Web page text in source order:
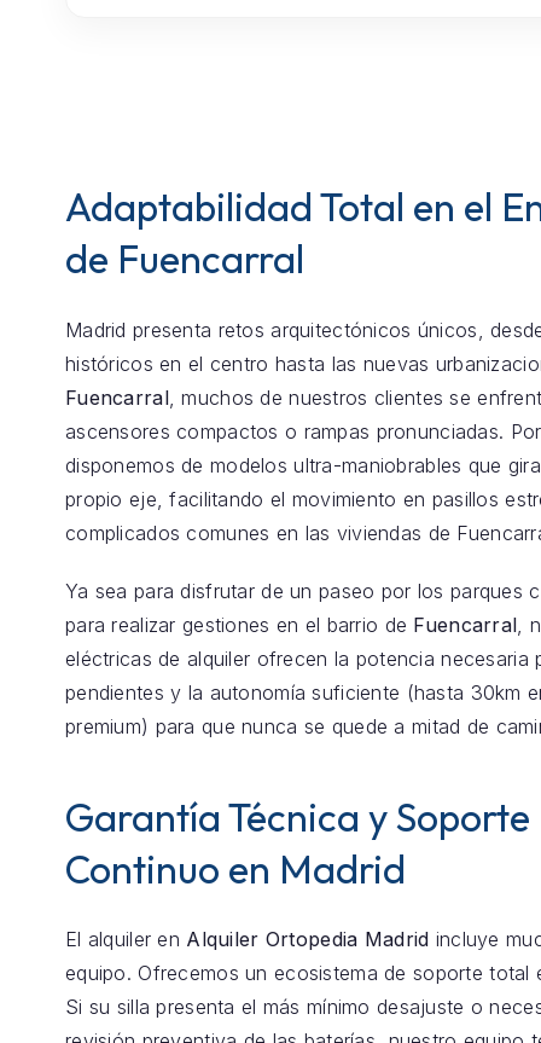
Adaptabilidad Total en el
de Fuencarral
Madrid presenta retos arquitectónicos únicos,
históricos en el centro hasta las nuevas
Fuencarral, muchos de nuestros clientes se
ascensores compactos o rampas pronunciadas.
disponemos de modelos ultra-maniobrables que
propio eje, facilitando el movimiento en pasillos
complicados comunes en las viviendas de
Ya sea para disfrutar de un paseo por los parques
para realizar gestiones en el barrio de Fuencarral ,
eléctricas de alquiler ofrecen la potencia necesaria
pendientes y la autonomía suficiente (hasta 30km
premium) para que nunca se quede a mitad de
Garantía Técnica y Soporte
Continuo en Madrid
El alquiler en Alquiler Ortopedia Madrid incluye
equipo. Ofrecemos un ecosistema de soporte total
Si su silla presenta el más mínimo desajuste o